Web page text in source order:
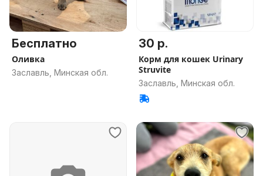
Бесплатно
Оливка
Заславль, Минская обл.
30 р.
Корм для кошек Urinary
Struvite
Заславль, Минская обл.